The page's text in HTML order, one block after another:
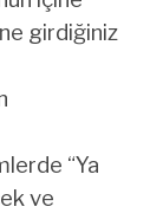
girdiğiniz
“Ya
ve